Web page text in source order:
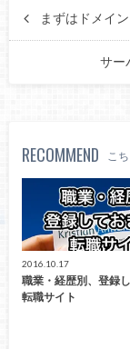
まずはドメイ
サー
RECOMMEND こ
2016.10.17
職業・経歴別、登録
転職サイト